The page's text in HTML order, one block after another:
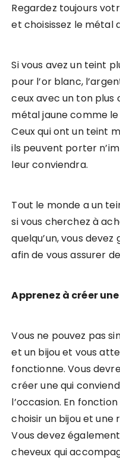
Regardez toujours
et choisissez le métal
Si vous avez un teint
pour l’or blanc,
ceux avec un ton
métal jaune comme le
Ceux qui ont un teint
ils peuvent porter
leur conviendra.
Tout le monde a un
si vous cherchez à
quelqu’un, vous
afin de vous assurer
Apprenez à créer
Vous ne pouvez pas
et un bijou et vous
fonctionne. Vous
créer une qui
l’occasion. En
choisir un bijou et une
Vous devez
cheveux qui